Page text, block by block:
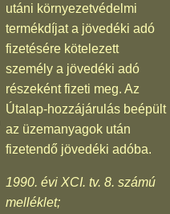
utáni környezetvédelmi
termékdíjat a jövedéki adó
fizetésére kötelezett
személy a jövedéki adó
részeként fizeti meg. Az
Útalap-hozzájárulás beépült
az üzemanyagok után
fizetendő jövedéki adóba.
1990. évi XCI. tv. 8. számú
melléklet;